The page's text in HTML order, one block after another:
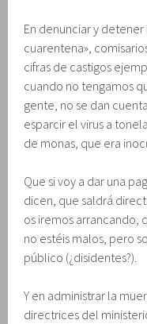
En denunciar y
cuarentena»,
cifras de castigos
cuando no tengamos
gente, no se dan
esparcir el virus a
de monas, que era
Que si voy a dar una
dicen, que saldrá
os iremos arrancando,
no estéis malos, pero
público (¿disidentes?).
Y en administrar la
directrices del